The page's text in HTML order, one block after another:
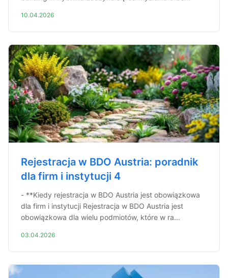
10.04.2026
Rejestracja w BDO Austria: poradnik
dla firm i instytucji 4
- **Kiedy rejestracja w BDO Austria jest obowiązkowa
dla firm i instytucji Rejestracja w BDO Austria jest
obowiązkowa dla wielu podmiotów, które w ra...
03.04.2026